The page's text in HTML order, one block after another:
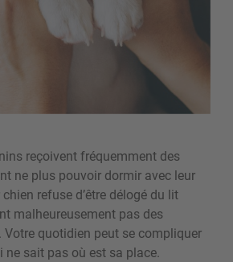
reçoivent fréquemment des
ne plus pouvoir dormir avec leur
refuse d’être délogé du lit
malheureusement pas des
Votre quotidien peut se compliquer
ne sait pas où est sa place.